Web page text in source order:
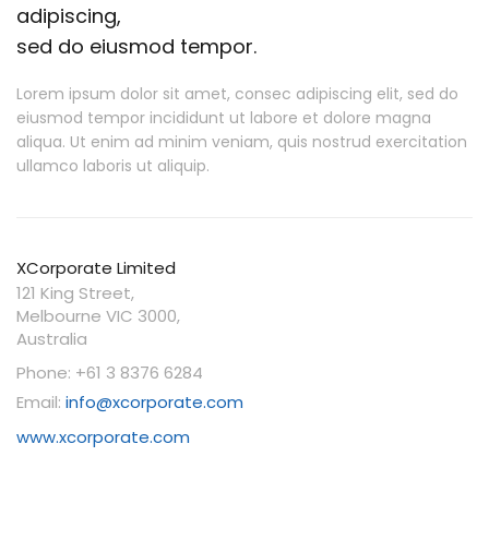
adipiscing,
sed do eiusmod tempor.
Lorem ipsum dolor sit amet, consec adipiscing elit, sed do
eiusmod tempor incididunt ut labore et dolore magna
aliqua. Ut enim ad minim veniam, quis nostrud exercitation
ullamco laboris ut aliquip.
XCorporate Limited
121 King Street,
Melbourne VIC 3000,
Australia
Phone: +61 3 8376 6284
Email: info@xcorporate.com
www.xcorporate.com